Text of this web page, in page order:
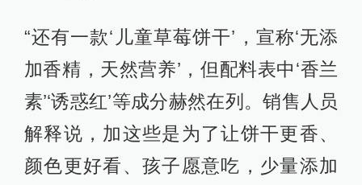
“还有一款‘儿童草莓饼干’，宣称‘无添
加香精，天然营养’，但配料表中‘香兰
素’‘诱惑红’等成分赫然在列。销售人员
解释说，加这些是为了让饼干更香、
颜色更好看、孩子愿意吃，少量添加